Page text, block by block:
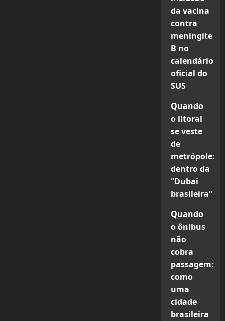
da vacina
contra
meningite
B no
calendário
oficial do
SUS
Quando
o litoral
se veste
de
metrópole:
dentro da
“Dubai
brasileira”
Quando
o ônibus
não
cobra
passagem:
como
uma
cidade
brasileira